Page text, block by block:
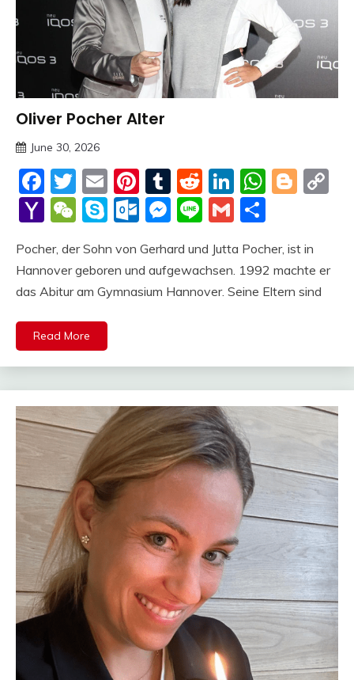
Trends
Oliver Pocher Alter
June 30, 2026
Facebook
Twitter
EmailPinterest
Tumblr
Reddit
LinkedIn
Yahoo
WeChat
SkypeOutlook.com
Messenger
LineGmail
Pocher, der Sohn von Gerhard und Jutta Pocher, ist in
Hannover geboren und aufgewachsen. 1992 machte er
das Abitur am Gymnasium Hannover. Seine Eltern sind
Read More